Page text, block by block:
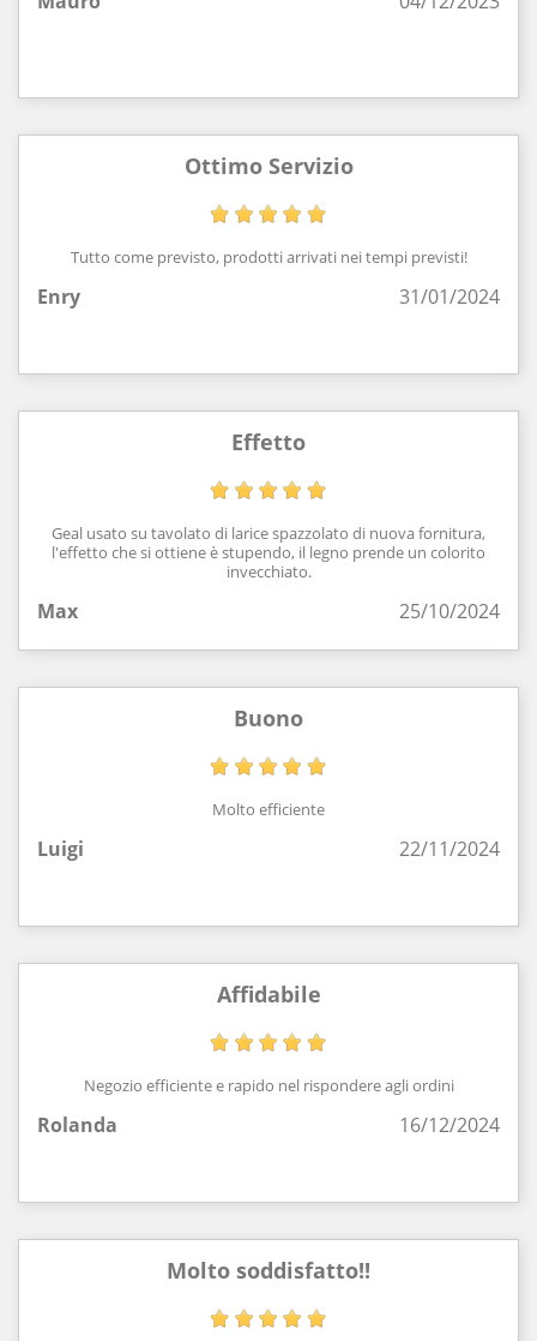
Ottimo Servizio
Tutto come previsto, prodotti arrivati nei tempi previsti!
Enry 31/01/2024
Effetto
Geal usato su tavolato di larice spazzolato di nuova fornitura,
l'effetto che si ottiene è stupendo, il legno prende un colorito
invecchiato.
Max 25/10/2024
Buono
Molto efficiente
Luigi 22/11/2024
Affidabile
Negozio efficiente e rapido nel rispondere agli ordini
Rolanda 16/12/2024
Molto soddisfatto!!